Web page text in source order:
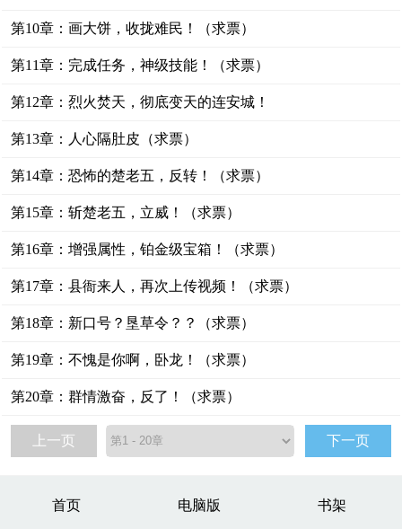
第10章：画大饼，收拢难民！（求票）
第11章：完成任务，神级技能！（求票）
第12章：烈火焚天，彻底变天的连安城！
第13章：人心隔肚皮（求票）
第14章：恐怖的楚老五，反转！（求票）
第15章：斩楚老五，立威！（求票）
第16章：增强属性，铂金级宝箱！（求票）
第17章：县衙来人，再次上传视频！（求票）
第18章：新口号？垦草令？？（求票）
第19章：不愧是你啊，卧龙！（求票）
第20章：群情激奋，反了！（求票）
上一页 下一页
首页 电脑版 书架